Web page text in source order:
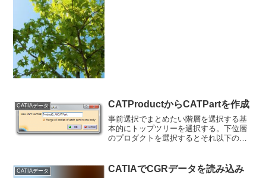
CATIAデータ CATProductからCATPartを作成
事前選択でまとめたい階層を選択する基
本的にトップツリーを選択する。下位層
のプロダクトを選択するとそれ以下のツ
で、Part.1〜Part.3までがまとめて出力さ
CATIAデータ CATIAでCGRデータを読み込み